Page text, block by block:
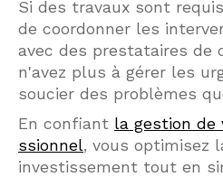
Si des travaux sont
de coordonner les
avec des prestataires de
n'avez plus à gérer les
soucier des problèmes
En confiant la gestion de
ssionnel, vous optimisez
investissement tout en